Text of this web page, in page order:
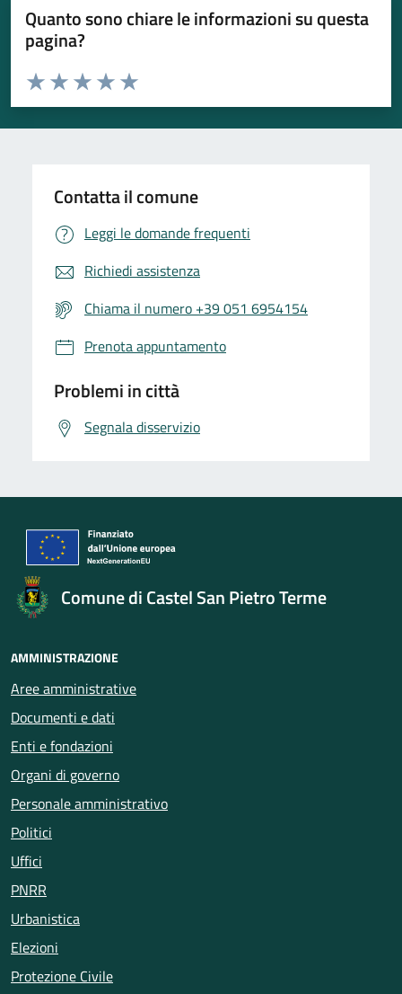
Quanto sono chiare le informazioni su questa
pagina?
Valuta da 1 a 5 stelle la pagina
Valuta 5 stelle su 5
Valuta 4 stelle su 5
Valuta 3 stelle su 5
Valuta 2 stelle su 5
Valuta 1 stelle su 5
Contatta il comune
Leggi le domande frequenti
Richiedi assistenza
Chiama il numero +39 051 6954154
Prenota appuntamento
Problemi in città
Segnala disservizio
Comune di Castel San Pietro Terme
AMMINISTRAZIONE
Aree amministrative
Documenti e dati
Enti e fondazioni
Organi di governo
Personale amministrativo
Politici
Uffici
PNRR
Urbanistica
Elezioni
Protezione Civile